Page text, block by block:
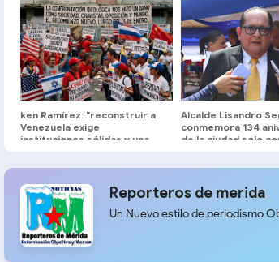
ken Ramírez: "reconstruir a
Venezuela exige
instituciones sólidas y una
Alcalde Lisandro
conmemora 134
de la ciudad solo
Reporteros de merida
Un Nuevo estilo de periodismo